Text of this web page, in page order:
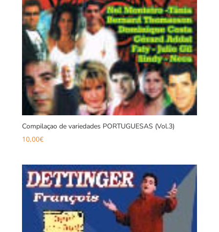
Compilaçao de variedades PORTUGUESAS (Vol.3)
10,00€